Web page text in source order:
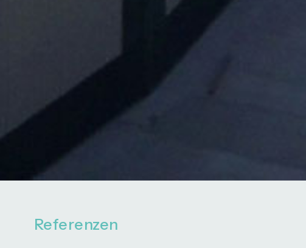
Referenzen